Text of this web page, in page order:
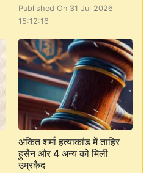
Published On 31 Jul 2026
15:12:16
अंकित शर्मा हत्याकांड में ताहिर
हुसैन और 4 अन्य को मिली
उम्रकैद